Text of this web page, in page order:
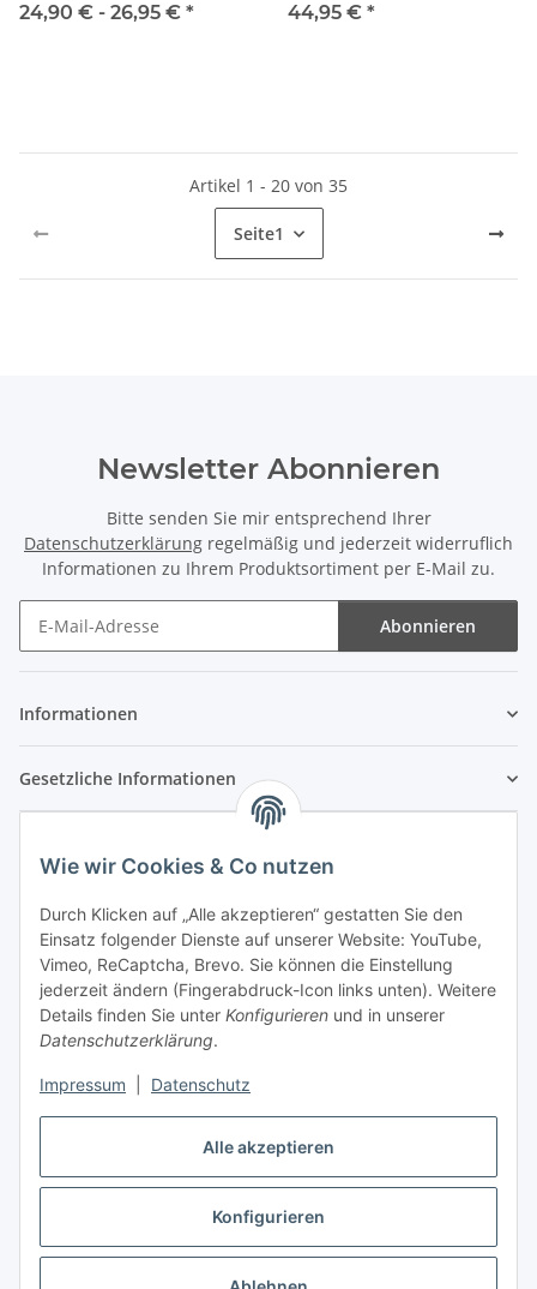
Alle akzeptieren
Konfigurieren
Wie wir Cookies & Co nutzen
Durch Klicken auf „Alle akzeptieren“ gestatten Sie den
Einsatz folgender Dienste auf unserer Website: YouTube,
Vimeo, ReCaptcha, Brevo. Sie können die Einstellung
jederzeit ändern (Fingerabdruck-Icon links unten). Weitere
Details finden Sie unter Konfigurieren und in unserer
Datenschutzerklärung.
Impressum Datenschutz
24,90 € - 26,95 € *
44,95 € *
Artikel 1 - 20 von 35
Seite1
Newsletter Abonnieren
Bitte senden Sie mir entsprechend Ihrer
Datenschutzerklärung regelmäßig und jederzeit widerruflich
Informationen zu Ihrem Produktsortiment per E-Mail zu.
Abonnieren
Informationen
Gesetzliche Informationen
Vertrag widerrufen